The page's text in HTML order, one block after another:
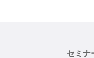
セミナ